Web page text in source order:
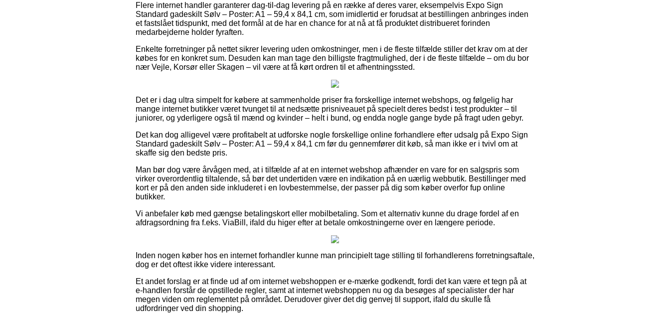
Flere internet handler garanterer dag-til-dag levering på en række af deres varer, eksempelvis Expo Sign
Standard gadeskilt Sølv – Poster: A1 – 59,4 x 84,1 cm, som imidlertid er forudsat at bestillingen anbringes inden
et fastslået tidspunkt, med det formål at de har en chance for at nå at få produktet distribueret forinden
medarbejderne holder fyraften.
Enkelte forretninger på nettet sikrer levering uden omkostninger, men i de fleste tilfælde stiller det krav om at der
købes for en konkret sum. Desuden kan man tage den billigste fragtmulighed, der i de fleste tilfælde – om du bor
nær Vejle, Korsør eller Skagen – vil være at få kørt ordren til et afhentningssted.
Det er i dag ultra simpelt for købere at sammenholde priser fra forskellige internet webshops, og følgelig har
mange internet butikker været tvunget til at nedsætte prisniveauet på specielt deres bedst i test produkter – til
juniorer, og yderligere også til mænd og kvinder – helt i bund, og endda nogle gange byde på fragt uden gebyr.
Det kan dog alligevel være profitabelt at udforske nogle forskellige online forhandlere efter udsalg på Expo Sign
Standard gadeskilt Sølv – Poster: A1 – 59,4 x 84,1 cm før du gennemfører dit køb, så man ikke er i tvivl om at
skaffe sig den bedste pris.
Man bør dog være årvågen med, at i tilfælde af at en internet webshop afhænder en vare for en salgspris som
virker overordentlig tiltalende, så bør det undertiden være en indikation på en uærlig webbutik. Bestillinger med
kort er på den anden side inkluderet i en lovbestemmelse, der passer på dig som køber overfor fup online
butikker.
Vi anbefaler køb med gængse betalingskort eller mobilbetaling. Som et alternativ kunne du drage fordel af en
afdragsordning fra f.eks. ViaBill, ifald du higer efter at betale omkostningerne over en længere periode.
Inden nogen køber hos en internet forhandler kunne man principielt tage stilling til forhandlerens forretningsaftale,
dog er det oftest ikke videre interessant.
Et andet forslag er at finde ud af om internet webshoppen er e-mærke godkendt, fordi det kan være et tegn på at
e-handlen forstår de opstillede regler, samt at internet webshoppen nu og da besøges af specialister der har
megen viden om reglementet på området. Derudover giver det dig genvej til support, ifald du skulle få
udfordringer ved din shopping.